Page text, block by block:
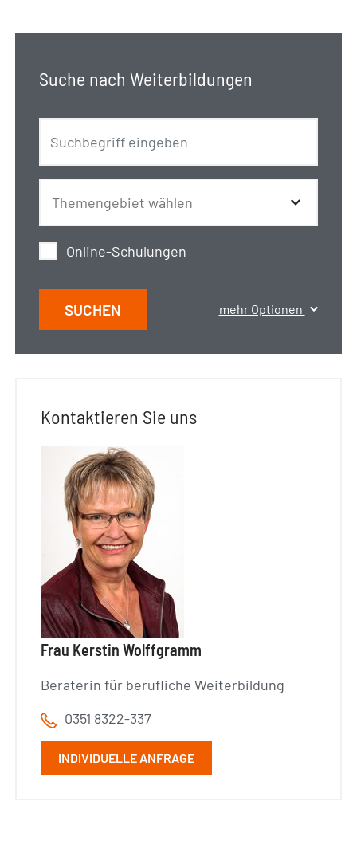
Suche nach Weiterbildungen
Online-Schulungen
SUCHEN mehr Optionen
Kontaktieren Sie uns
Frau Kerstin Wolffgramm
Beraterin für berufliche Weiterbildung
0351 8322-337
INDIVIDUELLE ANFRAGE